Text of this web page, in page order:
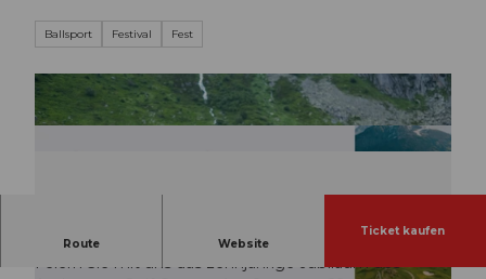
Ballsport Festival Fest
Route Website
Ticket kaufen
Golf erleben, Spass haben, geniessen.
Feiern Sie mit uns das zehnjährige Jubiläum des